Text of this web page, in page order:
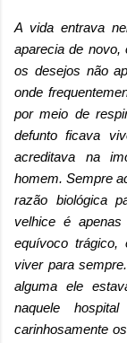
A vida entrava
aparecia de novo,
os desejos não
onde
por meio de
defunto ficava
acreditava na
homem. Sempre
razão biológica
velhice é
equívoco trágico,
viver para
alguma ele
naquele
carinhosamente